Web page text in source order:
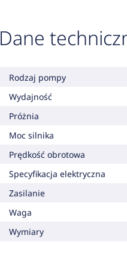
Dane
Rodzaj pompy
Wydajność
Próżnia
Moc silnika
Prędkość obrotowa
Specyfikacja elektryczna
Zasilanie
Waga
Wymiary